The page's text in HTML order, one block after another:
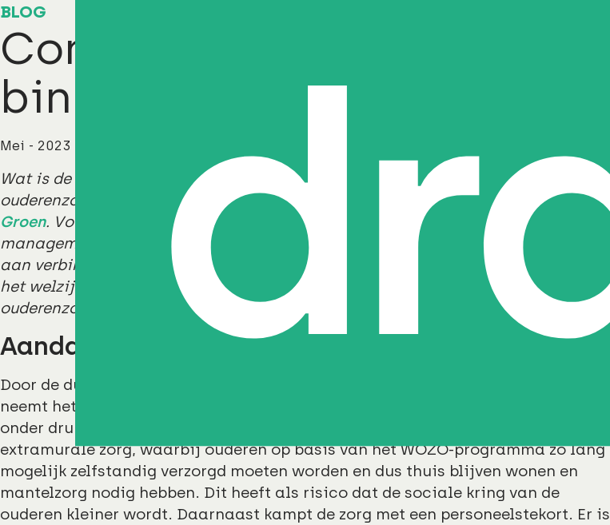
BLOG
Community management
binnen ouderenzorg
Mei - 2023
Wat is de toegevoegde waarde van community management binnen
ouderenzorg? Deze vraag lag ten grondslag aan de afstudeerscriptie vanTori
Groen. Voor Draaijer verdiepte zij zich in het onderwerp community
management. Vanuit Draaijer merken we uit de markt dat er meer behoefte komt
aan verbinding en sociaal contact. Eenzaamheid heeft een negatief effect op
het welzijn van ouderen en zodanig wordt community management in de
ouderenzorg noodzakelijker.
Aandacht voor het sociale aspect
Door de dubbele vergrijzing waar Nederland momenteel mee te maken heeft,
neemt het aantal mensen met ouderdomsziekte toe, waardoor de zorg meer
onder druk komt te staan. De zorg verschuift daarbij van intramurale naar
extramurale zorg, waarbij ouderen op basis van het WOZO-programma zo lang
mogelijk zelfstandig verzorgd moeten worden en dus thuis blijven wonen en
mantelzorg nodig hebben. Dit heeft als risico dat de sociale kring van de
ouderen kleiner wordt. Daarnaast kampt de zorg met een personeelstekort. Er is